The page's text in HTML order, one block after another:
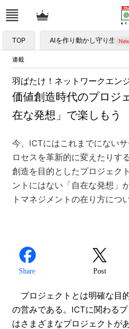
TOP AIを作り動かし守り生かす
連載
価値創造時代のプロジ
在な発想」で楽しもう
羽ばたけ！ネットワークエンジ
今、ICTにはこれまでにない
ロセスを革新的に変えたりす
創造を目的としたプロジェク
ントにはない「自在な発想」
トマネジメントの在り方につ
Share Post
プロジェクトとは明確な目
の営みである。ICTに関わる
はさまざまなプロジェクトが